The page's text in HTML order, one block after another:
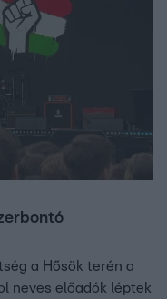
a Hősök terén a
neves előadók léptek